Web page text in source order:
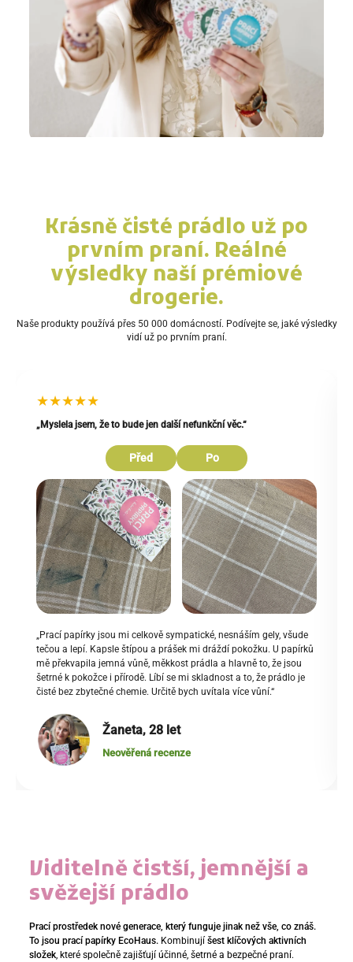
Krásně čisté prádlo už po
prvním praní. Reálné
výsledky naší prémiové
drogerie.
Naše produkty používá přes 50 000 domácností. Podívejte se, jaké výsledky
vidí už po prvním praní.
★★★★★
„Myslela jsem, že to bude jen další nefunkční věc.“
Před Po
„Prací papírky jsou mi celkově sympatické, nesnáším gely, všude
tečou a lepí. Kapsle štípou a prášek mi dráždí pokožku. U papírků
mě překvapila jemná vůně, měkkost prádla a hlavně to, že jsou
šetrné k pokožce i přírodě. Líbí se mi skladnost a to, že prádlo je
čisté bez zbytečné chemie. Určitě bych uvítala více vůní.“
Žaneta, 28 let
Neověřená recenze
Viditelně čistší, jemnější a
svěžejší prádlo
Prací prostředek nové generace, který funguje jinak než vše, co znáš.
To jsou prací papírky EcoHaus.Kombinují šest klíčových aktivních
složek, které společně zajišťují účinné, šetrné a bezpečné praní.